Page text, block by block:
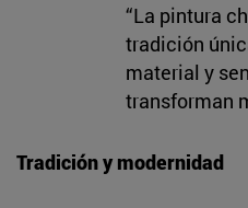
“La pintura
tradición
material y
transforman
Tradición y modernidad